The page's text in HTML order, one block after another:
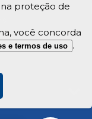
proteção de
você concorda
e termos de uso .